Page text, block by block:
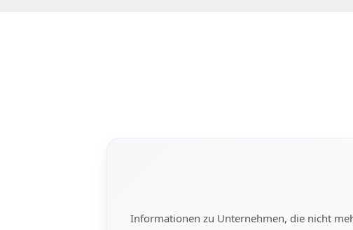
Informationen zu Unternehmen, die nicht